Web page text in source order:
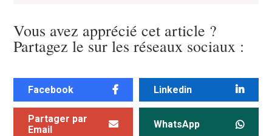
Vous avez apprécié cet article ?
Partagez le sur les réseaux sociaux :
Facebook Linkedin
Partager par
Email
WhatsApp